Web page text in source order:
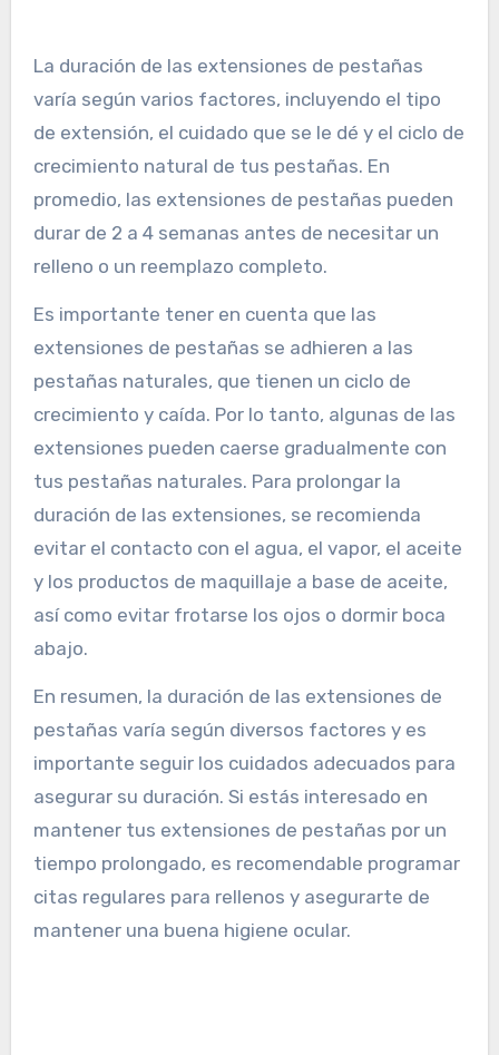
La duración de las extensiones de pestañas
varía según varios factores, incluyendo el tipo
de extensión, el cuidado que se le dé y el ciclo de
crecimiento natural de tus pestañas. En
promedio, las extensiones de pestañas pueden
durar de 2 a 4 semanas antes de necesitar un
relleno o un reemplazo completo.
Es importante tener en cuenta que las
extensiones de pestañas se adhieren a las
pestañas naturales, que tienen un ciclo de
crecimiento y caída. Por lo tanto, algunas de las
extensiones pueden caerse gradualmente con
tus pestañas naturales. Para prolongar la
duración de las extensiones, se recomienda
evitar el contacto con el agua, el vapor, el aceite
y los productos de maquillaje a base de aceite,
así como evitar frotarse los ojos o dormir boca
abajo.
En resumen, la duración de las extensiones de
pestañas varía según diversos factores y es
importante seguir los cuidados adecuados para
asegurar su duración. Si estás interesado en
mantener tus extensiones de pestañas por un
tiempo prolongado, es recomendable programar
citas regulares para rellenos y asegurarte de
mantener una buena higiene ocular.